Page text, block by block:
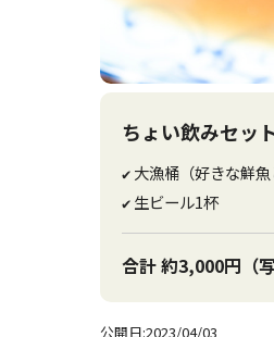
ちょい飲みセッ
✔ 大漁桶（好きな鮮魚
✔ 生ビール1杯
合計 約3,000円（
公開日:2023/04/03